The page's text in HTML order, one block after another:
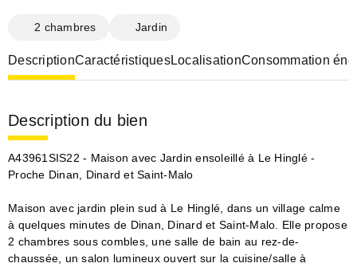
2 chambres Jardin
DescriptionCaractéristiquesLocalisationConsommation
Description du bien
A43961SIS22 - Maison avec Jardin ensoleillé à Le Hinglé -
Proche Dinan, Dinard et Saint-Malo
Maison avec jardin plein sud à Le Hinglé, dans un village calme
à quelques minutes de Dinan, Dinard et Saint-Malo. Elle propose
2 chambres sous combles, une salle de bain au rez-de-
chaussée, un salon lumineux ouvert sur la cuisine/salle à